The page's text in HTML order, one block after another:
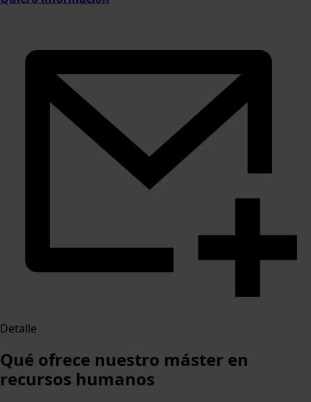
Detalle
Qué ofrece nuestro máster en
recursos humanos